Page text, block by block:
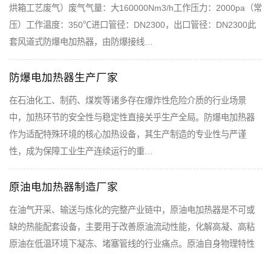
烘箱工艺废气）废气气量：大160000Nm3/h工作压力：2000pa（常
压）工作温度：350℃进口管径：DN2300，出口管径：DN2300此
套风道式防爆电加热器，由防爆接线…
防爆电加热器生产厂家
在石油化工、制药、煤炭等诸多存在爆炸性危险介质的行业场景
中，加热环节的安全性与稳定性直接关乎生产全局。防爆电加热器
作为适配特殊环境的核心加热设备，其生产制造的专业性与严谨
性，成为保障工业生产连续运行的重…
原油电加热器制造厂家
在油气开采、输送与炼化的完整产业链中，原油电加热器是不可或
缺的热能配套设备，主要用于改善原油流动性能，化解高凝、高粘
原油在低温环境下凝冻、堵塞管线的行业痛点。原油自身物理特性